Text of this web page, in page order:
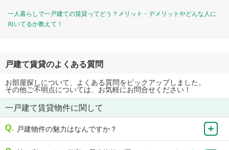
一人暮らしで一戸建ての賃貸ってどう？メリット・デメリットやどんな人に
向いてるか教えて！
戸建て賃貸のよくある質問
お部屋探しについて、よくある質問をピックアップしました。
その他ご不明点については、お気軽にお問合せください！
一戸建て賃貸物件に関して
戸建物件の魅力はなんですか？